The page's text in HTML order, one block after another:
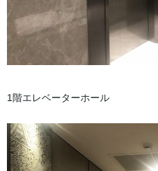
1階エレベーターホール